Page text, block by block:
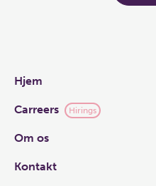
Links
Hjem
Carreers Hirings
Om os
Kontakt